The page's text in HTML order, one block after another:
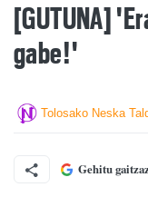
[GUTUNA]
gabe!'
Tolosako Neska
Gehitu